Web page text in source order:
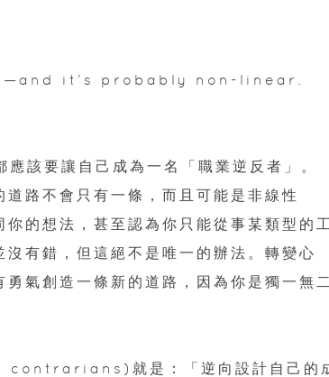
it’s probably non-linear.
該要讓自己成為一名「職業逆反者」。
路不會只有一條，而且可能是非線性
的想法，甚至認為你只能從事某類型的
有錯，但這絕不是唯一的辦法。轉變心
氣創造一條新的道路，因為你是獨一無
就是：「逆向設計自己的